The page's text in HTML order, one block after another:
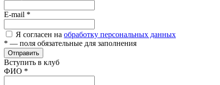
E-mail *
Я согласен на обработку персональных данных
* — поля обязательные для заполнения
Отправить
Вступить в клуб
ФИО *